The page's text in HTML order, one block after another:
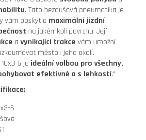
. Tato bezdušová pneumatika je
vám poskytla maximální jízdní
na jakémkoli povrchu. Její
a vynikající trakce vám umožní
město i jeho okolí.
6 je ideální volbou pro všechny,
efektivně a s lehkostí."
6